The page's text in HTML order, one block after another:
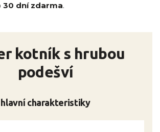
30 dní zdarma.
kotník s hrubou
podešví
hlavní charakteristiky